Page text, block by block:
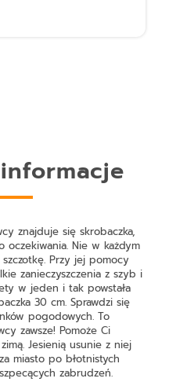
znajduje się skrobaczka,
oczekiwania. Nie w każdym
Przy jej pomocy
zanieczyszczenia z szyb i
w jeden i tak powstała
30 cm. Sprawdzi się
pogodowych. To
zawsze! Pomoże Ci
Jesienią usunie z niej
miasto po błotnistych
zabrudzeń.